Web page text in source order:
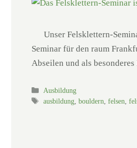
Unser Felsklettern-
Seminar für den raum
Abseilen und als
Kategorien
Ausbildung
Schlagwörter
ausbildung ,bouldern ,felsen ,